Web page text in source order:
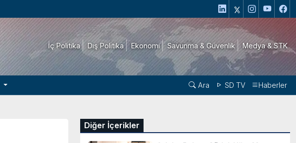
İç Politika Dış Politika Ekonomi Savunma & Güvenlik Medya & STK
Ara SD TV Haberler
Diğer İçerikler